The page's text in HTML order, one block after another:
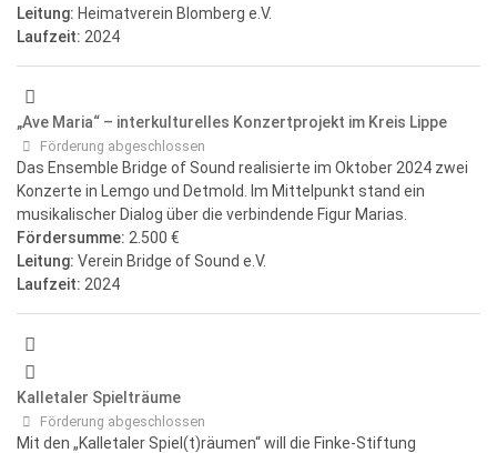
Leitung: Heimatverein Blomberg e.V.
Laufzeit: 2024
„Ave Maria“ – interkulturelles Konzertprojekt im Kreis Lippe
Förderung abgeschlossen
Das Ensemble Bridge of Sound realisierte im Oktober 2024 zwei
Konzerte in Lemgo und Detmold. Im Mittelpunkt stand ein
musikalischer Dialog über die verbindende Figur Marias.
Fördersumme: 2.500 €
Leitung: Verein Bridge of Sound e.V.
Laufzeit: 2024
Kalletaler Spielträume
Förderung abgeschlossen
Mit den „Kalletaler Spiel(t)räumen“ will die Finke-Stiftung